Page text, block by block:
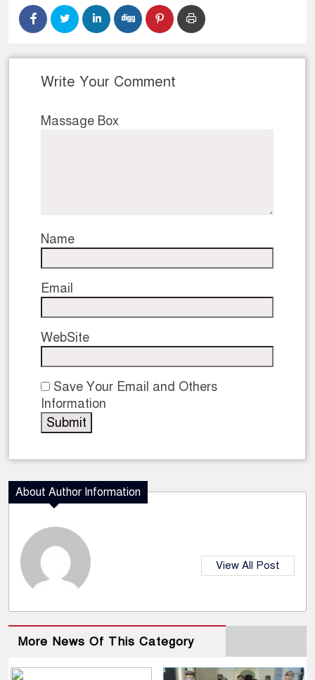
Write Your Comment
Massage Box
Name
Email
WebSite
Save Your Email and Others
Information
About Author Information
View All Post
More News Of This Category